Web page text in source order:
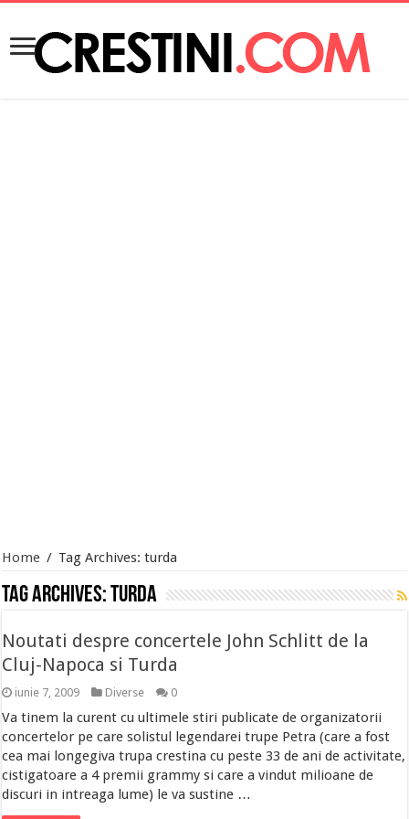
Home / Tag Archives: turda
Tag Archives:turda
Noutati despre concertele John Schlitt de la
Cluj-Napoca si Turda
iunie 7, 2009 Diverse 0
Va tinem la curent cu ultimele stiri publicate de organizatorii
concertelor pe care solistul legendarei trupe Petra (care a fost
cea mai longegiva trupa crestina cu peste 33 de ani de activitate,
cistigatoare a 4 premii grammy si care a vindut milioane de
discuri in intreaga lume) le va sustine …